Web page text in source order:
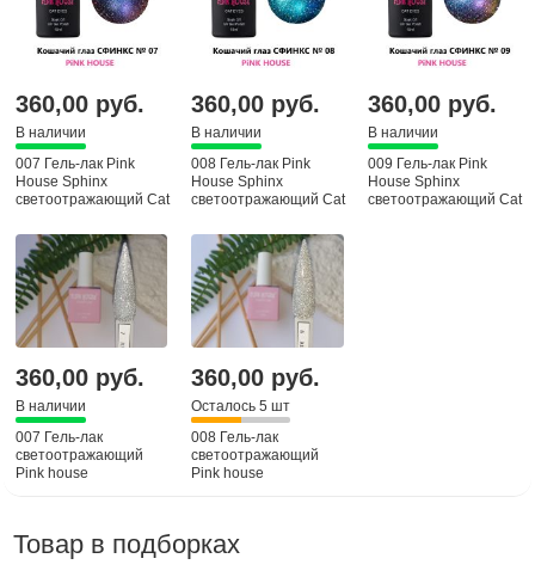
360,00 руб.
В наличии
007 Гель-лак Pink
House Sphinx
светоотражающий Cat
360,00 руб.
В наличии
008 Гель-лак Pink
House Sphinx
светоотражающий Cat
360,00 руб.
В наличии
009 Гель-лак Pink
House Sphinx
светоотражающий Cat
360,00 руб.
В наличии
007 Гель-лак
светоотражающий
Pink house
360,00 руб.
Осталось 5 шт
008 Гель-лак
светоотражающий
Pink house
Товар в подборках